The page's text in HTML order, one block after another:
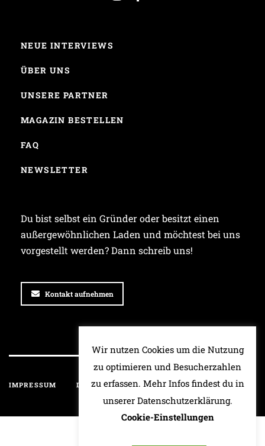
NEUE INTERVIEWS
ÜBER UNS
UNSERE PARTNER
MAGAZIN BESTELLEN
FAQ
NEWSLETTER
Du bist selbst ein Gründer oder besitzt einen
außergewöhnlichen Laden und möchtest bei uns
vorgestellt werden? Dann schreib uns!
Kontakt aufnehmen
IMPRESSUM DATENSCHUTZ HAFTUNGSAUSSCHLUSS
Wir nutzen Cookies um die Nutzung
zu optimieren und Besucherzahlen
zu erfassen. Mehr Infos findest du in
unserer Datenschutzerklärung.
Cookie-Einstellungen